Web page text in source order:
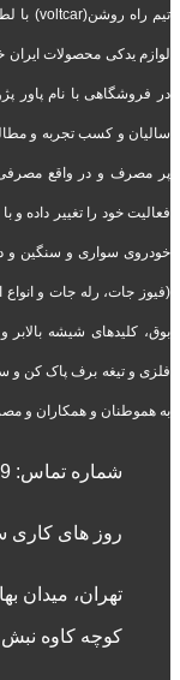
در فروشگاهی با نام پاور
سالیان و کسب تجربه و
پر مصرف و در واقع مصرفی
فعالیت خود را تغییر داده و
خودروی سواری و سنگین و
(فیوز جات، رله جات و
بوق، کلیدهای شیشه
فلزی و تیغه برف پاک کن و
به هموطنان و همکاران و
شماره تماس:
روز های کاری ساعت
تهران، میدان
کوچه کاوه نبش